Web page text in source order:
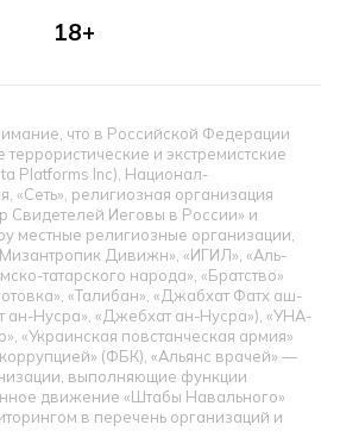
18+
что в Российской Федерации
и экстремистские
Platforms Inc), Национал-
«Сеть», религиозная организация
Свидетелей Иеговы в России» и
местные религиозные организации,
Дивижн», «ИГИЛ», «Аль-
татарского народа», «Братство»
«Талибан», «Джабхат Фатх аш-
Нусра», «Джебхат ан-Нусра»), «УНА-
«Украинская повстанческая армия»
(ФБК), «Альянс врачей» —
выполняющие функции
движение «Штабы Навального»
в перечень организаций и